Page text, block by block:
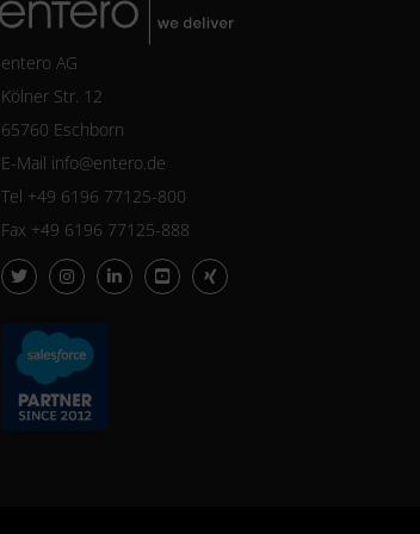
entero AG
Kölner Str. 12
65760 Eschborn
E-Mail info@entero.de
Tel +49 6196 77125-800
Fax +49 6196 77125-888